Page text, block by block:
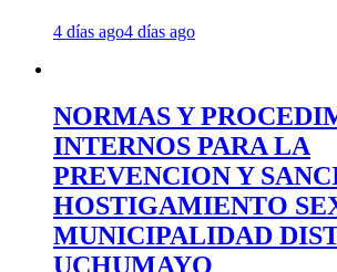
4 días ago4 días ago
NORMAS Y
INTERNOS PARA LA
PREVENCION Y
HOSTIGAMIENTO
MUNICIPALIDAD
UCHUMAYO